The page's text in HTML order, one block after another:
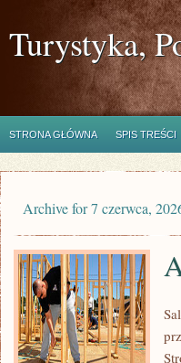
Turystyka,
STRONA GŁÓWNA SPIS TREŚCI
Archive for 7 czerwca,